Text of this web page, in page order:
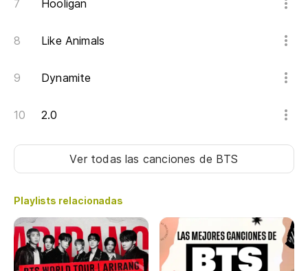
Hooligan
Like Animals
Dynamite
2.0
Ver todas las canciones de BTS
Playlists relacionadas